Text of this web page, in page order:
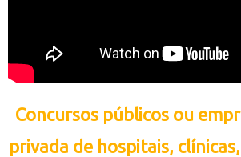
Concursos públicos ou
privada de hospitais,